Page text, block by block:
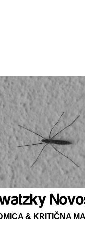
& KRITIČNA